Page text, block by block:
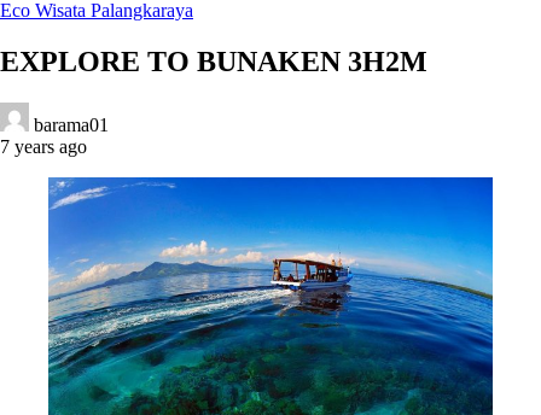
Eco Wisata Palangkaraya
EXPLORE TO BUNAKEN 3H2M
barama01
7 years ago